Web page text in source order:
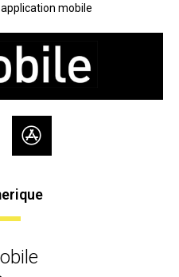
mobile